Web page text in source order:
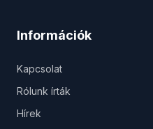
Információk
Kapcsolat
Rólunk írták
Hírek